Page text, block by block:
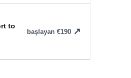
to
başlayan €190